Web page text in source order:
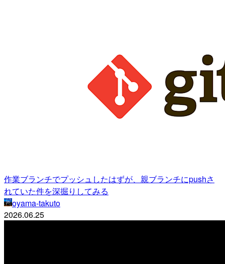
作業ブランチでプッシュしたはずが、親ブランチにpushさ
れていた件を深掘りしてみる
oyama-takuto
2026.06.25